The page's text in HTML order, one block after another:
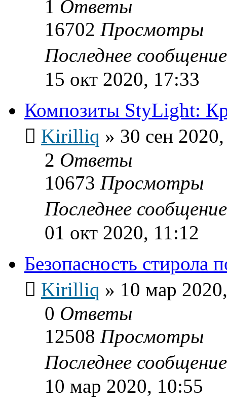
1 Ответы
16702 Просмотры
Последнее
15 окт 2020, 17:33
Композиты StyLight:
Kirilliq » 30 сен
2 Ответы
10673 Просмотры
Последнее
01 окт 2020, 11:12
Безопасность стирола
Kirilliq » 10 мар
0 Ответы
12508 Просмотры
Последнее
10 мар 2020, 10:55